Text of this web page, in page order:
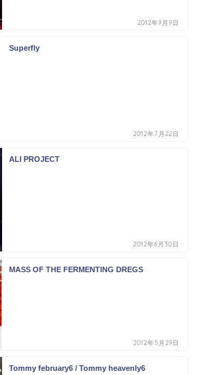
2012年9月9日
Superfly
2012年7月22日
ALI PROJECT
2012年6月30日
MASS OF THE FERMENTING DREGS
2012年5月29日
Tommy february6 / Tommy heavenly6